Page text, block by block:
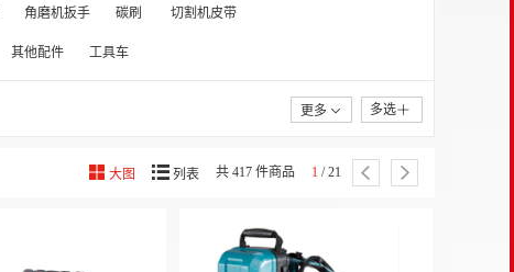
角磨机扳手 碳刷 切割机皮带
其他配件 工具车
更多 多选
大图 列表 共 417 件商品 1 / 21